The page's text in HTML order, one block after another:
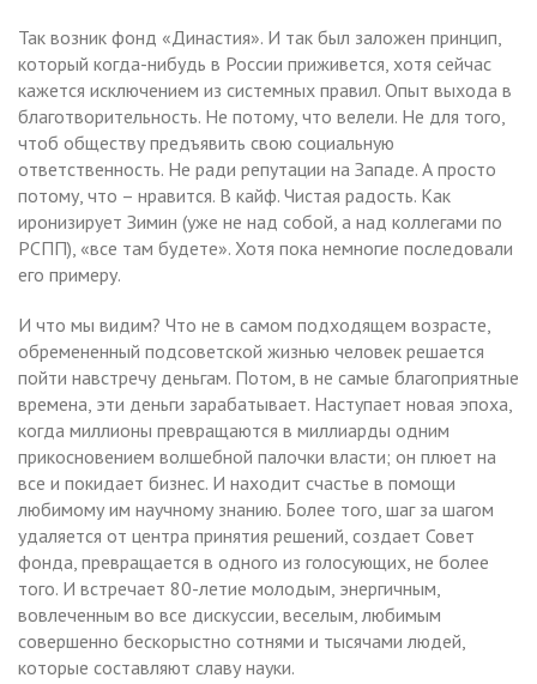
Так возник фонд «Династия». И так был заложен принцип,
который когда-нибудь в России приживется, хотя сейчас
кажется исключением из системных правил. Опыт выхода в
благотворительность. Не потому, что велели. Не для того,
чтоб обществу предъявить свою социальную
ответственность. Не ради репутации на Западе. А просто
потому, что – нравится. В кайф. Чистая радость. Как
иронизирует Зимин (уже не над собой, а над коллегами по
РСПП), «все там будете». Хотя пока немногие последовали
его примеру.
И что мы видим? Что не в самом подходящем возрасте,
обремененный подсоветской жизнью человек решается
пойти навстречу деньгам. Потом, в не самые благоприятные
времена, эти деньги зарабатывает. Наступает новая эпоха,
когда миллионы превращаются в миллиарды одним
прикосновением волшебной палочки власти; он плюет на
все и покидает бизнес. И находит счастье в помощи
любимому им научному знанию. Более того, шаг за шагом
удаляется от центра принятия решений, создает Совет
фонда, превращается в одного из голосующих, не более
того. И встречает 80-летие молодым, энергичным,
вовлеченным во все дискуссии, веселым, любимым
совершенно бескорыстно сотнями и тысячами людей,
которые составляют славу науки.